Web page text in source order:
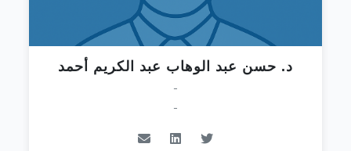
د. حسن عبد الوهاب عبد الكريم أحمد
-
-